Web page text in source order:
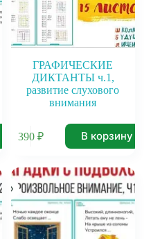
ГРАФИЧЕСКИЕ
ДИКТАНТЫ ч.1,
развитие слухового
внимания
390₽ В корзину